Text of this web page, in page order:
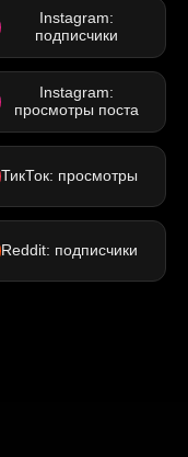
Instagram:
подписчики
Instagram:
просмотры поста
ТикТок: просмотры
Reddit: подписчики